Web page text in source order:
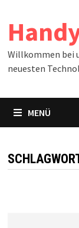
Inhalt
springen
Willkommen bei
neuesten
MENÜ